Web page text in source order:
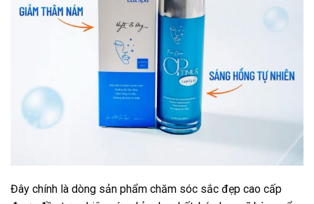
Đây chính là dòng sản phẩm chăm sóc sắc đẹp cao cấp